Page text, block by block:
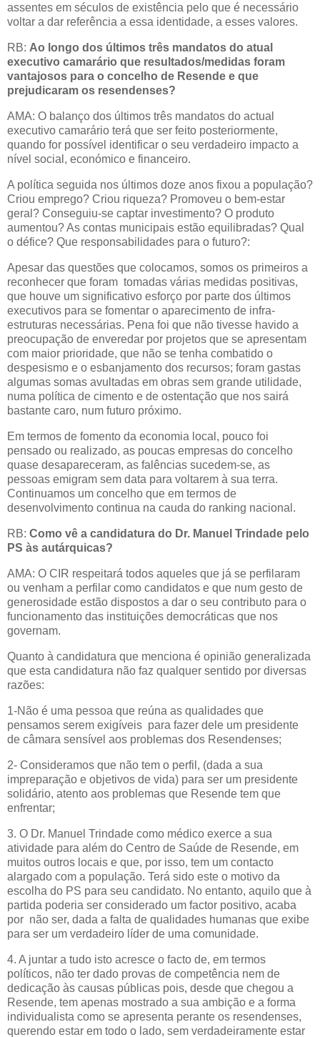
assentes em séculos de existência pelo que é necessário
voltar a dar referência a essa identidade, a esses valores.
RB: Ao longo dos últimos três mandatos do atual
executivo camarário que resultados/medidas foram
vantajosos para o concelho de Resende e que
prejudicaram os resendenses?
AMA: O balanço dos últimos três mandatos do actual
executivo camarário terá que ser feito posteriormente,
quando for possível identificar o seu verdadeiro impacto a
nível social, económico e financeiro.
A política seguida nos últimos doze anos fixou a população?
Criou emprego? Criou riqueza? Promoveu o bem-estar
geral? Conseguiu-se captar investimento? O produto
aumentou? As contas municipais estão equilibradas? Qual
o défice? Que responsabilidades para o futuro?:
Apesar das questões que colocamos, somos os primeiros a
reconhecer que foram tomadas várias medidas positivas,
que houve um significativo esforço por parte dos últimos
executivos para se fomentar o aparecimento de infra-
estruturas necessárias. Pena foi que não tivesse havido a
preocupação de enveredar por projetos que se apresentam
com maior prioridade, que não se tenha combatido o
despesismo e o esbanjamento dos recursos; foram gastas
algumas somas avultadas em obras sem grande utilidade,
numa política de cimento e de ostentação que nos sairá
bastante caro, num futuro próximo.
Em termos de fomento da economia local, pouco foi
pensado ou realizado, as poucas empresas do concelho
quase desapareceram, as falências sucedem-se, as
pessoas emigram sem data para voltarem à sua terra.
Continuamos um concelho que em termos de
desenvolvimento continua na cauda do ranking nacional.
RB: Como vê a candidatura do Dr. Manuel Trindade pelo
PS às autárquicas?
AMA: O CIR respeitará todos aqueles que já se perfilaram
ou venham a perfilar como candidatos e que num gesto de
generosidade estão dispostos a dar o seu contributo para o
funcionamento das instituições democráticas que nos
governam.
Quanto à candidatura que menciona é opinião generalizada
que esta candidatura não faz qualquer sentido por diversas
razões:
1-Não é uma pessoa que reúna as qualidades que
pensamos serem exigíveis para fazer dele um presidente
de câmara sensível aos problemas dos Resendenses;
2- Consideramos que não tem o perfil, (dada a sua
impreparação e objetivos de vida) para ser um presidente
solidário, atento aos problemas que Resende tem que
enfrentar;
3. O Dr. Manuel Trindade como médico exerce a sua
atividade para além do Centro de Saúde de Resende, em
muitos outros locais e que, por isso, tem um contacto
alargado com a população. Terá sido este o motivo da
escolha do PS para seu candidato. No entanto, aquilo que à
partida poderia ser considerado um factor positivo, acaba
por não ser, dada a falta de qualidades humanas que exibe
para ser um verdadeiro líder de uma comunidade.
4. A juntar a tudo isto acresce o facto de, em termos
políticos, não ter dado provas de competência nem de
dedicação às causas públicas pois, desde que chegou a
Resende, tem apenas mostrado a sua ambição e a forma
individualista como se apresenta perante os resendenses,
querendo estar em todo o lado, sem verdadeiramente estar